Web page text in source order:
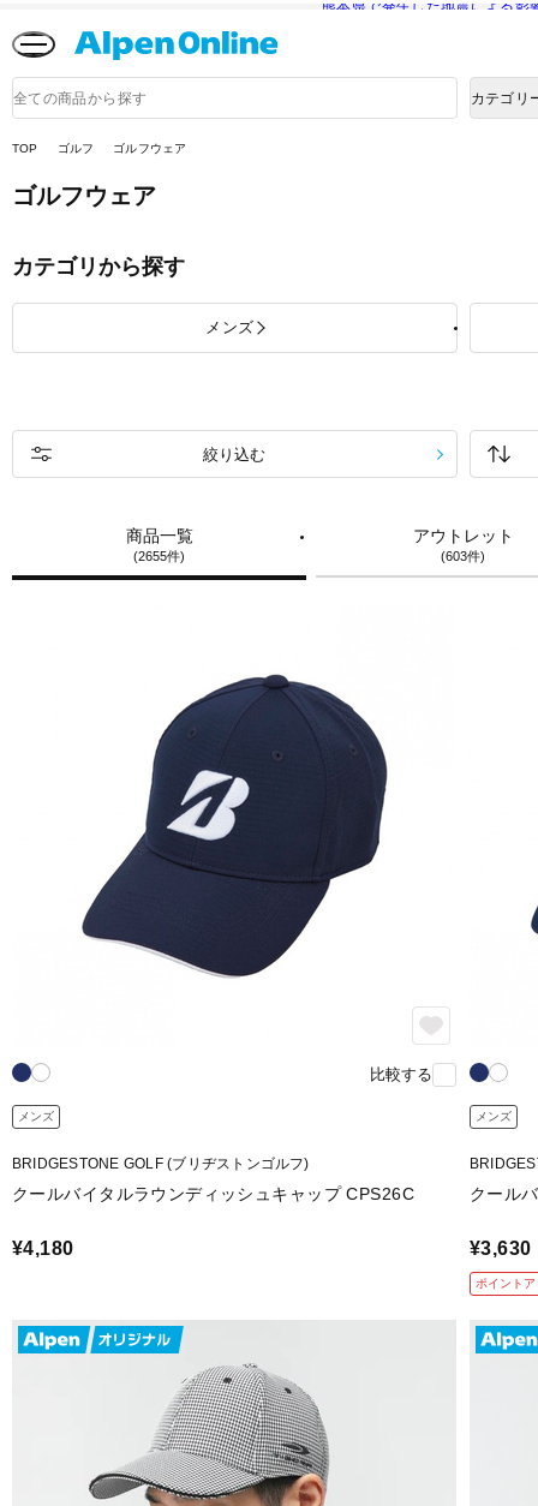
熊本県で発生した地震による影
品
検
カテゴリ
TOP ゴルフ ゴルフウェア
ゴルフウェア
カテゴリから探す
メンズ
商品一覧
(2655件)
アウトレット
(603件)
絞り込む
比較する
メンズ
BRIDGESTONE GOLF (ブリヂストンゴルフ)
クールバイタルラウンディッシュキャップ CPS26C
¥4,180
メンズ
クール
¥3,630
ポイントア